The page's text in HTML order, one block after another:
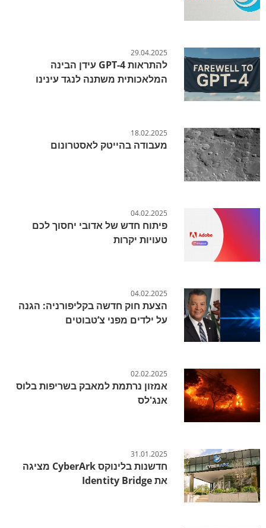
29.04.2025
להתראות GPT-4 עידן הבינה
המלאכותית משתנה לנגד עינינו
18.02.2025
מעבודה בהייטק לאסטרונום
04.02.2025
פיתוח חדש של אדובי יחסוך לכם
טעויות יקרות
04.02.2025
הצעת חוק חדשה בקליפורניה: הגנה
על ילדים מפני צ’טבוטים
02.02.2025
אמזון נרתמת למאבק בשריפות בלוס
אנג'לס
31.01.2025
חדשנות בלינוקס CyberArk מציגה
את Identity Bridge